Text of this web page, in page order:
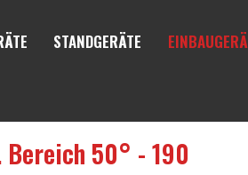
STANDGERÄTE
Bereich 50° - 190